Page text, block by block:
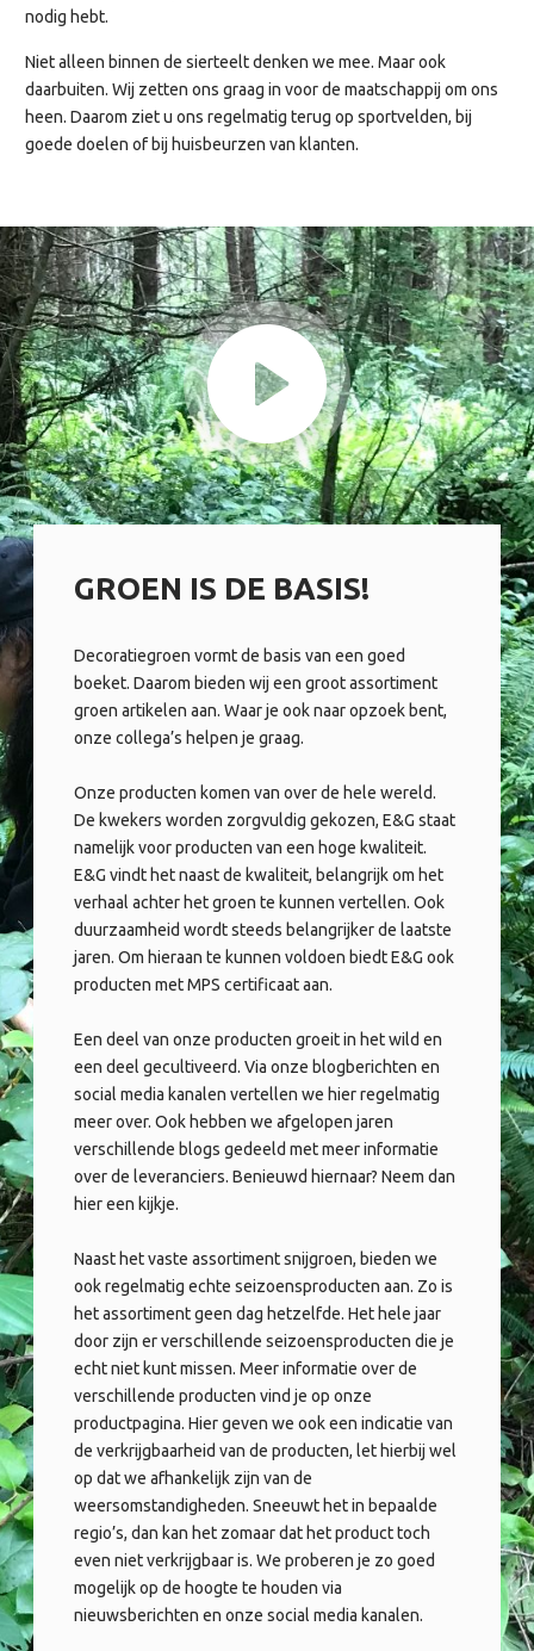
nodig hebt.
Niet alleen binnen de sierteelt denken we mee. Maar ook
daarbuiten. Wij zetten ons graag in voor de maatschappij om ons
heen. Daarom ziet u ons regelmatig terug op sportvelden, bij
goede doelen of bij huisbeurzen van klanten.
GROEN IS DE BASIS!
Decoratiegroen vormt de basis van een goed
boeket. Daarom bieden wij een groot assortiment
groen artikelen aan. Waar je ook naar opzoek bent,
onze collega’s helpen je graag.
Onze producten komen van over de hele wereld.
De kwekers worden zorgvuldig gekozen, E&G staat
namelijk voor producten van een hoge kwaliteit.
E&G vindt het naast de kwaliteit, belangrijk om het
verhaal achter het groen te kunnen vertellen. Ook
duurzaamheid wordt steeds belangrijker de laatste
jaren. Om hieraan te kunnen voldoen biedt E&G ook
producten met MPS certificaat aan.
Een deel van onze producten groeit in het wild en
een deel gecultiveerd. Via onze blogberichten en
social media kanalen vertellen we hier regelmatig
meer over. Ook hebben we afgelopen jaren
verschillende blogs gedeeld met meer informatie
over de leveranciers. Benieuwd hiernaar? Neem dan
hier een kijkje.
Naast het vaste assortiment snijgroen, bieden we
ook regelmatig echte seizoensproducten aan. Zo is
het assortiment geen dag hetzelfde. Het hele jaar
door zijn er verschillende seizoensproducten die je
echt niet kunt missen. Meer informatie over de
verschillende producten vind je op onze
productpagina. Hier geven we ook een indicatie van
de verkrijgbaarheid van de producten, let hierbij wel
op dat we afhankelijk zijn van de
weersomstandigheden. Sneeuwt het in bepaalde
regio’s, dan kan het zomaar dat het product toch
even niet verkrijgbaar is. We proberen je zo goed
mogelijk op de hoogte te houden via
nieuwsberichten en onze social media kanalen.